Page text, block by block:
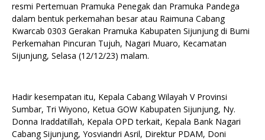
resmi Pertemuan Pramuka Penegak dan Pramuka Pandega
dalam bentuk perkemahan besar atau Raimuna Cabang
Kwarcab 0303 Gerakan Pramuka Kabupaten Sijunjung di Bumi
Perkemahan Pincuran Tujuh, Nagari Muaro, Kecamatan
Sijunjung, Selasa (12/12/23) malam.
Hadir kesempatan itu, Kepala Cabang Wilayah V Provinsi
Sumbar, Tri Wiyono, Ketua GOW Kabupaten Sijunjung, Ny.
Donna Iraddatillah, Kepala OPD terkait, Kepala Bank Nagari
Cabang Sijunjung, Yosviandri Asril, Direktur PDAM, Doni